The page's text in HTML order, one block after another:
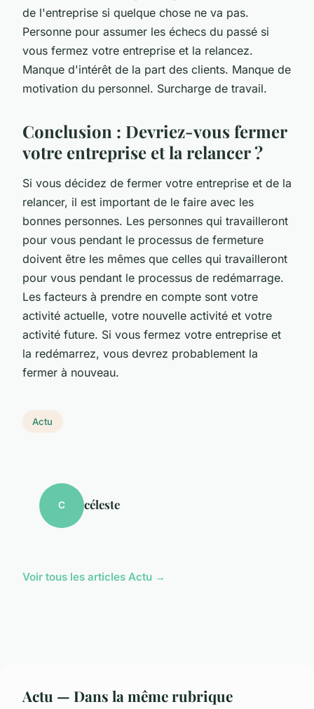
de l'entreprise si quelque chose ne va pas.
Personne pour assumer les échecs du passé si
vous fermez votre entreprise et la relancez.
Manque d'intérêt de la part des clients. Manque de
motivation du personnel. Surcharge de travail.
Conclusion : Devriez-vous fermer
votre entreprise et la relancer ?
Si vous décidez de fermer votre entreprise et de la
relancer, il est important de le faire avec les
bonnes personnes. Les personnes qui travailleront
pour vous pendant le processus de fermeture
doivent être les mêmes que celles qui travailleront
pour vous pendant le processus de redémarrage.
Les facteurs à prendre en compte sont votre
activité actuelle, votre nouvelle activité et votre
activité future. Si vous fermez votre entreprise et
la redémarrez, vous devrez probablement la
fermer à nouveau.
Actu
C céleste
Voir tous les articles Actu →
Actu — Dans la même rubrique